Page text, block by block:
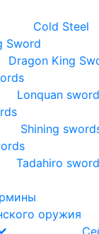
Cold Steel
Dragon King
Lonquan
Shining
Tadahiro
оружия